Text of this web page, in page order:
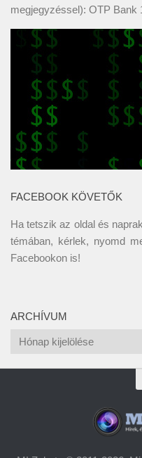
megjegyzéssel): OTP Bank
FACEBOOK KÖVETŐK
Ha tetszik az oldal és
témában, kérlek, nyomd
Facebookon is!
ARCHÍVUM
Archívum